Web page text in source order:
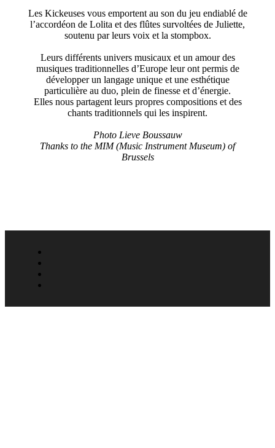
Les Kickeuses vous emportent au son du jeu endiablé de
l’accordéon de Lolita et des flûtes survoltées de Juliette,
soutenu par leurs voix et la stompbox.
Leurs différents univers musicaux et un amour des
musiques traditionnelles d’Europe leur ont permis de
développer un langage unique et une esthétique
particulière au duo, plein de finesse et d’énergie.
Elles nous partagent leurs propres compositions et des
chants traditionnels qui les inspirent.
Photo Lieve Boussauw
Thanks to the MIM (Music Instrument Museum) of
Brussels